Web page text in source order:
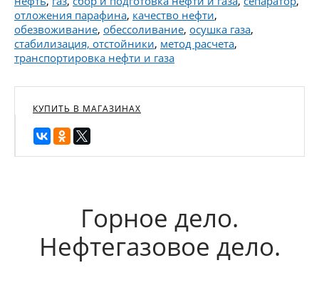
отложения парафина, качество нефти,
обезвоживание, обессоливание, осушка газа,
стабилизация, отстойники, метод расчета,
транспортировка нефти и газа
КУПИТЬ В МАГАЗИНАХ
Горное дело.
Нефтегазовое дело.